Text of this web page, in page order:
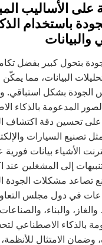
الأساليب
باستخدام
والبيانات
بتحول كبير بفضل
البيانات، مما
الجودة بشكل استباقي.
المدعومة بالذكاء
على تحسين دقة اكتشاف
تصنيع السيارات
الأشياء بيانات
إلى المشغلين
تصاعد مشكلات الجودة
في دول مجلس
والبناء،
بالذكاء الاصطناعي
وضمان الامتثال